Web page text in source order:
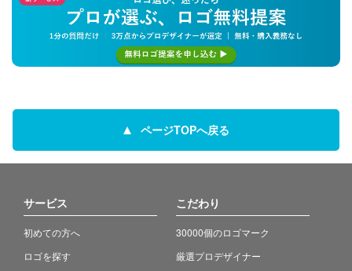
ページTOPへ戻る
サービス
初めての方へ
ロゴを探す
こだわり
30000個のロゴマーク
厳選プロデザイナー